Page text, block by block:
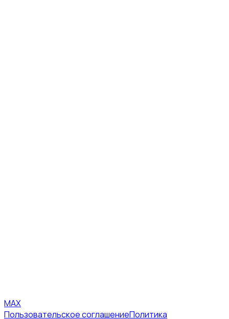
MAX
Пользовательское соглашениеПолитика